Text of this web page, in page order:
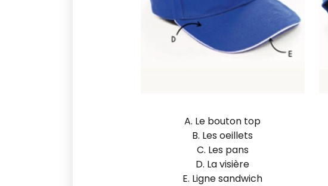
A. Le bouton top
B. Les oeillets
C. Les pans
D. La visière
E. Ligne sandwich